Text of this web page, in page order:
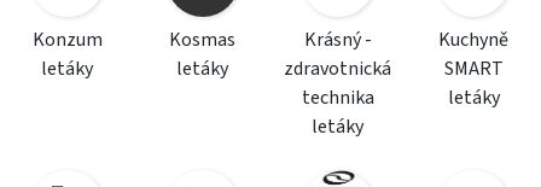
Konzum
letáky
Kosmas
letáky
Krásný -
zdravotnická
technika
letáky
Kuchyně
SMART
letáky